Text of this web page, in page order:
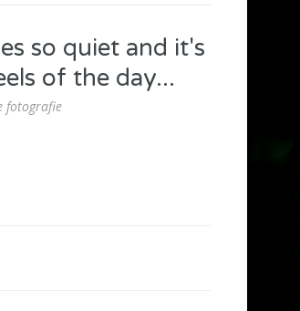
so quiet and it's
of the day...
fotografie